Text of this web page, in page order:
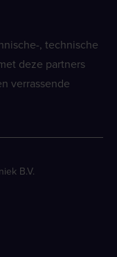
, technische
deze partners
verrassende
B.V.